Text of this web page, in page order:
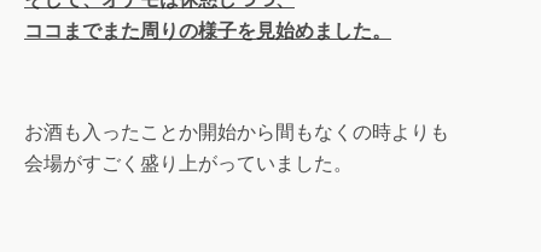
ココまでまた周りの様子を見始めました。
お酒も入ったことか開始から間もなくの時よりも
会場がすごく盛り上がっていました。